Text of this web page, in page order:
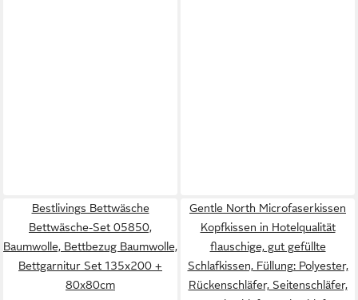
Bestlivings Bettwäsche
Bettwäsche-Set 05850,
Baumwolle, Bettbezug Baumwolle,
Bettgarnitur Set 135x200 +
80x80cm
Gentle North Microfaserkissen
Kopfkissen in Hotelqualität
flauschige, gut gefüllte
Schlafkissen, Füllung: Polyester,
Rückenschläfer, Seitenschläfer,